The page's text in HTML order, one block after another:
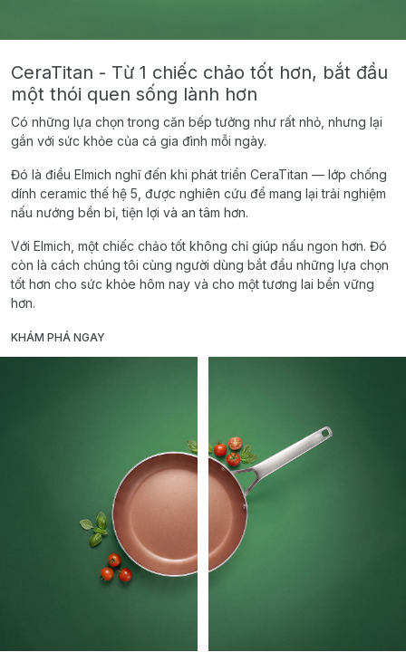
CeraTitan - Từ 1 chiếc chảo tốt hơn, bắt đầu
một thói quen sống lành hơn
Có những lựa chọn trong căn bếp tưởng như rất nhỏ, nhưng lại
gắn với sức khỏe của cả gia đình mỗi ngày.
Đó là điều Elmich nghĩ đến khi phát triển CeraTitan — lớp chống
dính ceramic thế hệ 5, được nghiên cứu để mang lại trải nghiệm
nấu nướng bền bỉ, tiện lợi và an tâm hơn.
Với Elmich, một chiếc chảo tốt không chỉ giúp nấu ngon hơn. Đó
còn là cách chúng tôi cùng người dùng bắt đầu những lựa chọn
tốt hơn cho sức khỏe hôm nay và cho một tương lai bền vững
hơn.
KHÁM PHÁ NGAY